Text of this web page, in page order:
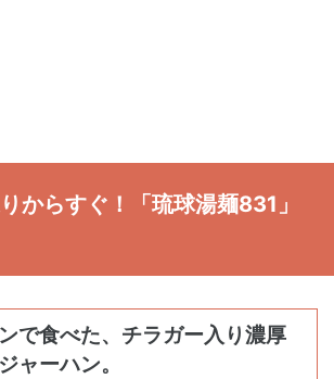
からすぐ！「琉球湯麺831」
で食べた、チラガー入り濃厚
ャーハン。